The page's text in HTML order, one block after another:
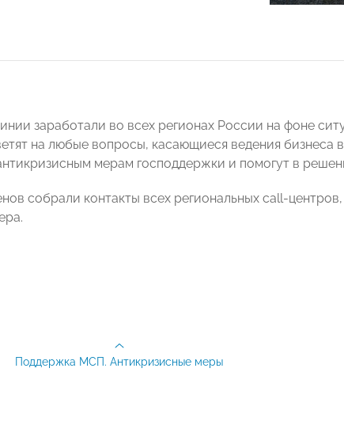
заработали во всех регионах России на фоне
на любые вопросы, касающиеся ведения бизнеса
мерам господдержки и помогут в
собрали контакты всех региональных call-
Поддержка МСП. Антикризисные меры